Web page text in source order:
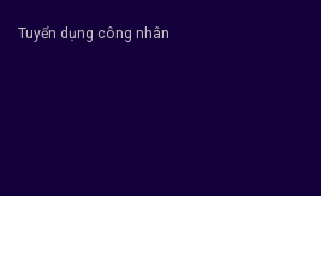
Tuyển dụng công nhân